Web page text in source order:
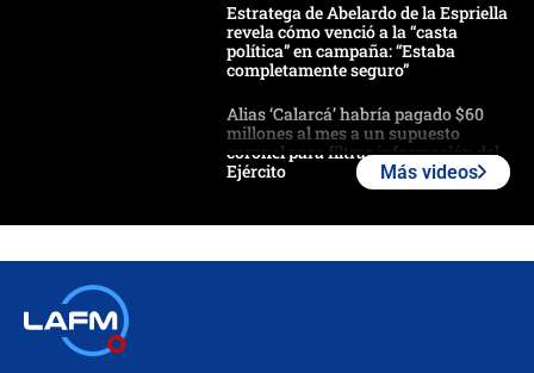
Estratega de Abelardo de la Espriella
revela cómo venció a la “casta
política” en campaña: “Estaba
completamente seguro”
Alias ‘Calarcá’ habría pagado $60
millones al mes a un supuesto
coronel para filtrar información del
Ejército
Más videos